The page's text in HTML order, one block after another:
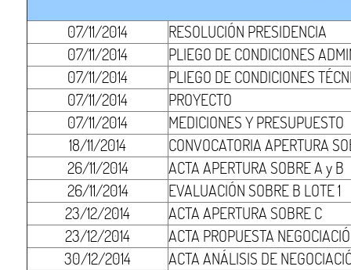
07/11/2014
RESOLUCIÓN PRESIDENCIA
07/11/2014
PLIEGO DE CONDICIONES
07/11/2014
PLIEGO DE CONDICIONES
07/11/2014
PROYECTO
07/11/2014
MEDICIONES Y PRESUPUESTO
18/11/2014
CONVOCATORIA APERTURA
26/11/2014
ACTA APERTURA SOBRE A y B
26/11/2014
EVALUACIÓN SOBRE B LOTE 1
23/12/2014
ACTA APERTURA SOBRE C
23/12/2014
ACTA PROPUESTA
30/12/2014
ACTA ANÁLISIS DE